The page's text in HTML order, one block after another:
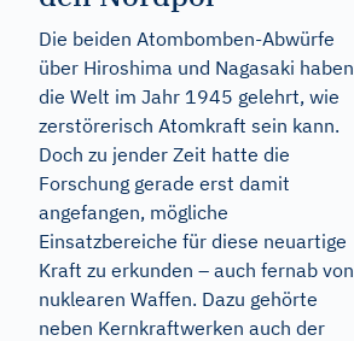
Die beiden Atombomben-Abwürfe
über Hiroshima und Nagasaki haben
die Welt im Jahr 1945 gelehrt, wie
zerstörerisch Atomkraft sein kann.
Doch zu jender Zeit hatte die
Forschung gerade erst damit
angefangen, mögliche
Einsatzbereiche für diese neuartige
Kraft zu erkunden – auch fernab von
nuklearen Waffen. Dazu gehörte
neben Kernkraftwerken auch der